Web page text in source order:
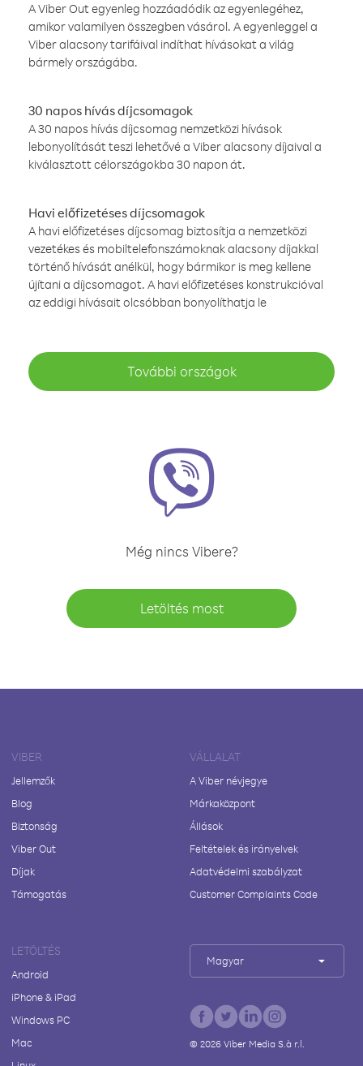
A Viber Out egyenleg hozzáadódik az egyenlegéhez,
amikor valamilyen összegben vásárol. A egyenleggel a
Viber alacsony tarifáival indíthat hívásokat a világ
bármely országába.
30 napos hívás díjcsomagok
A 30 napos hívás díjcsomag nemzetközi hívások
lebonyolítását teszi lehetővé a Viber alacsony díjaival a
kiválasztott célországokba 30 napon át.
Havi előfizetéses díjcsomagok
A havi előfizetéses díjcsomag biztosítja a nemzetközi
vezetékes és mobiltelefonszámoknak alacsony díjakkal
történő hívását anélkül, hogy bármikor is meg kellene
újítani a díjcsomagot. A havi előfizetéses konstrukcióval
az eddigi hívásait olcsóbban bonyolíthatja le
További országok
Még nincs Vibere?
Letöltés most
VIBER
Jellemzők
Blog
Biztonság
Viber Out
Díjak
Támogatás
VÁLLALAT
A Viber névjegye
Márkaközpont
Állások
Feltételek és irányelvek
Adatvédelmi szabályzat
Customer Complaints Code
LETÖLTÉS
Android
iPhone & iPad
Windows PC
Mac
Magyar
© 2026Viber Media S.à r.l.